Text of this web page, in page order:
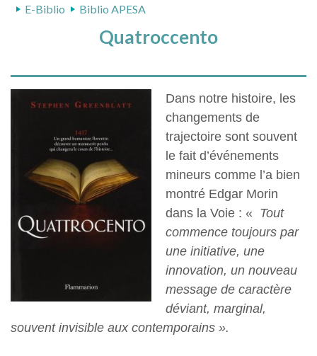
E-Biblio Biblio APESA
Quatroccento
Dans notre histoire, les
changements de
trajectoire sont souvent
le fait d’événements
mineurs comme l’a bien
montré Edgar Morin
dans la Voie : « Tout
commence toujours par
une initiative, une
innovation, un nouveau
message de caractère
déviant, marginal,
souvent invisible aux contemporains ».